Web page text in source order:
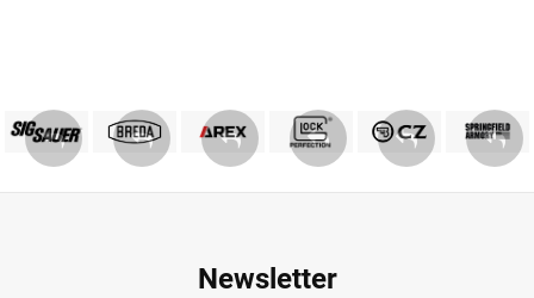
Newsletter